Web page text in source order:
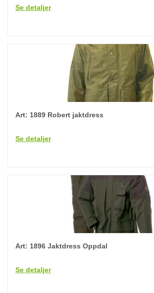
Se detaljer
Art: 1889 Robert jaktdress
Se detaljer
Art: 1896 Jaktdress Oppdal
Se detaljer